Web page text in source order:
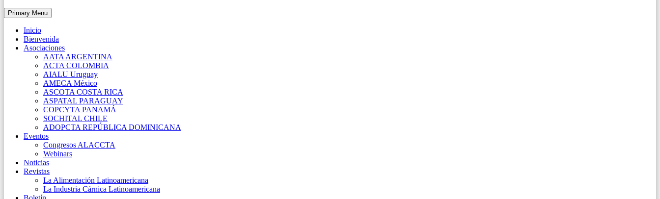
Primary Menu
Inicio
Bienvenida
Asociaciones
AATA ARGENTINA
ACTA COLOMBIA
AIALU Uruguay
AMECA México
ASCOTA COSTA RICA
ASPATAL PARAGUAY
COPCYTA PANAMÁ
SOCHITAL CHILE
ADOPCTA REPÚBLICA DOMINICANA
Eventos
Congresos ALACCTA
Webinars
Noticias
Revistas
La Alimentación Latinoamericana
La Industria Cárnica Latinoamericana